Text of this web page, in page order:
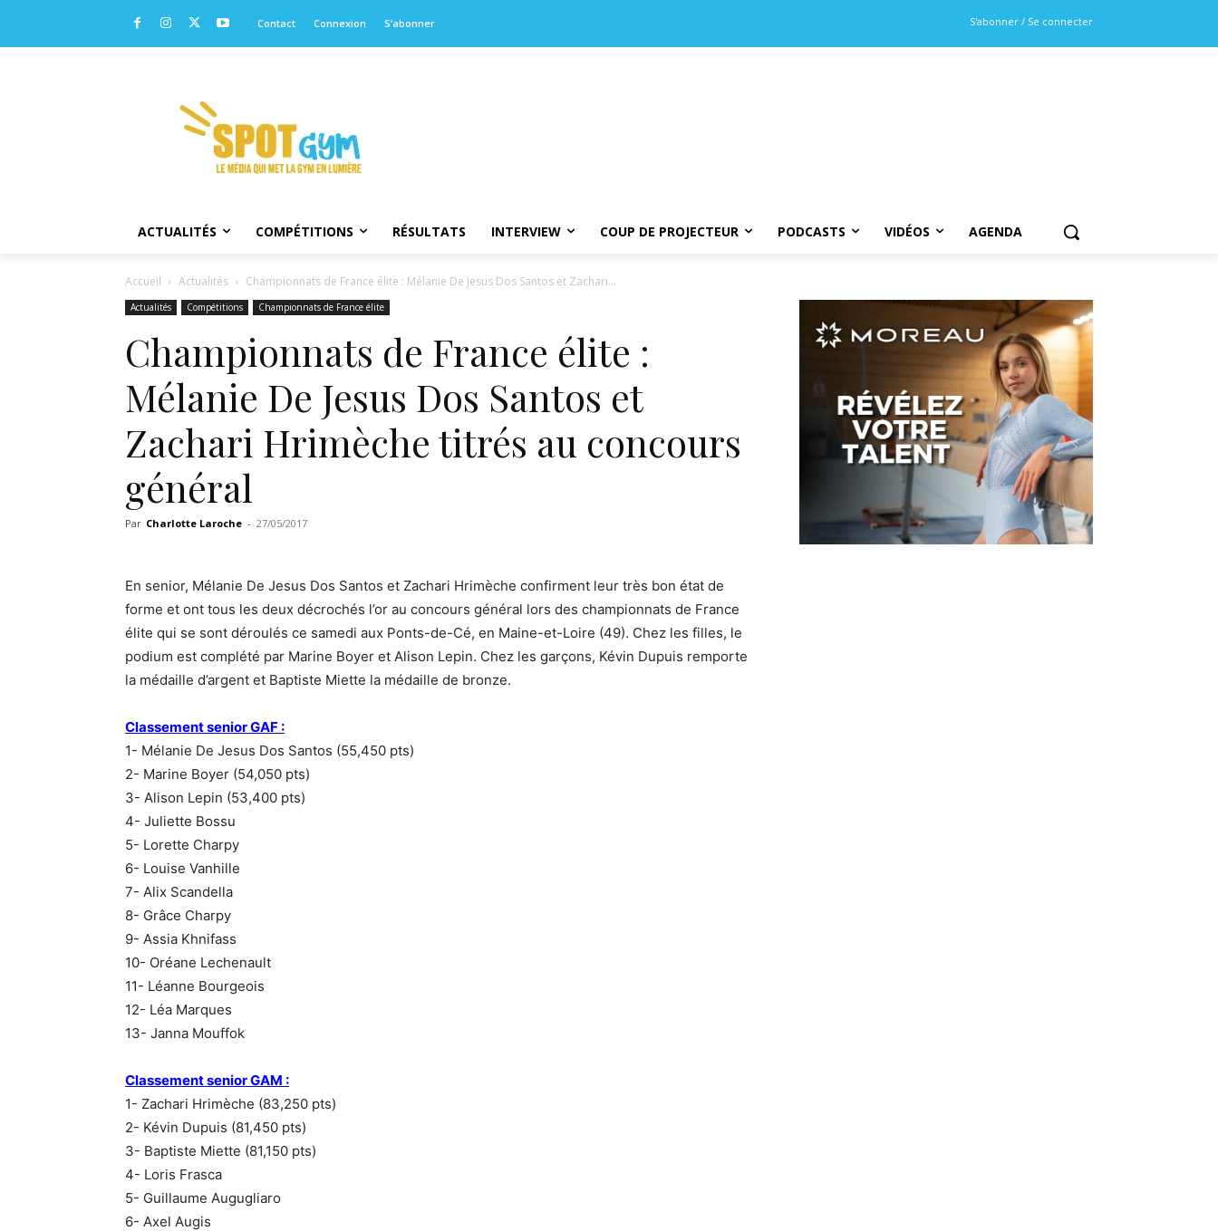
S'abonner / Se connecter
Contact Connexion S’abonner
ACTUALITÉS COMPÉTITIONS RÉSULTATS INTERVIEW COUP DE PROJECTEUR PODCASTS VIDÉOS AGENDA
Accueil Actualités Championnats de France élite : Mélanie De Jesus Dos Santos et Zachari...
Actualités Compétitions Championnats de France élite
Championnats de France élite :
Mélanie De Jesus Dos Santos et
Zachari Hrimèche titrés au concours
général
Par Charlotte Laroche - 27/05/2017
En senior, Mélanie De Jesus Dos Santos et Zachari Hrimèche confirment leur très bon état de
forme et ont tous les deux décrochés l’or au concours général lors des championnats de France
élite qui se sont déroulés ce samedi aux Ponts-de-Cé, en Maine-et-Loire (49). Chez les filles, le
podium est complété par Marine Boyer et Alison Lepin. Chez les garçons, Kévin Dupuis remporte
la médaille d’argent et Baptiste Miette la médaille de bronze.
Classement senior GAF :
1- Mélanie De Jesus Dos Santos (55,450 pts)
2- Marine Boyer (54,050 pts)
3- Alison Lepin (53,400 pts)
4- Juliette Bossu
5- Lorette Charpy
6- Louise Vanhille
7- Alix Scandella
8- Grâce Charpy
9- Assia Khnifass
10- Oréane Lechenault
11- Léanne Bourgeois
12- Léa Marques
13- Janna Mouffok
Classement senior GAM :
1- Zachari Hrimèche (83,250 pts)
2- Kévin Dupuis (81,450 pts)
3- Baptiste Miette (81,150 pts)
4- Loris Frasca
5- Guillaume Augugliaro
6- Axel Augis